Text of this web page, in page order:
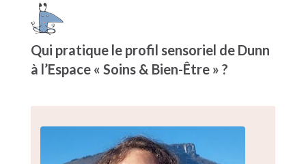
Qui pratique le profil sensoriel de Dunn
à l’Espace « Soins & Bien-Être » ?